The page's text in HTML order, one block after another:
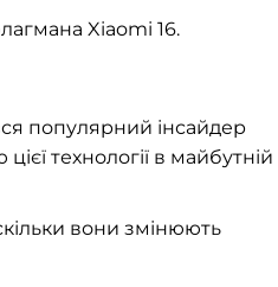
Xiaomi 16.
популярний інсайдер
технології в майбутній
вони змінюють